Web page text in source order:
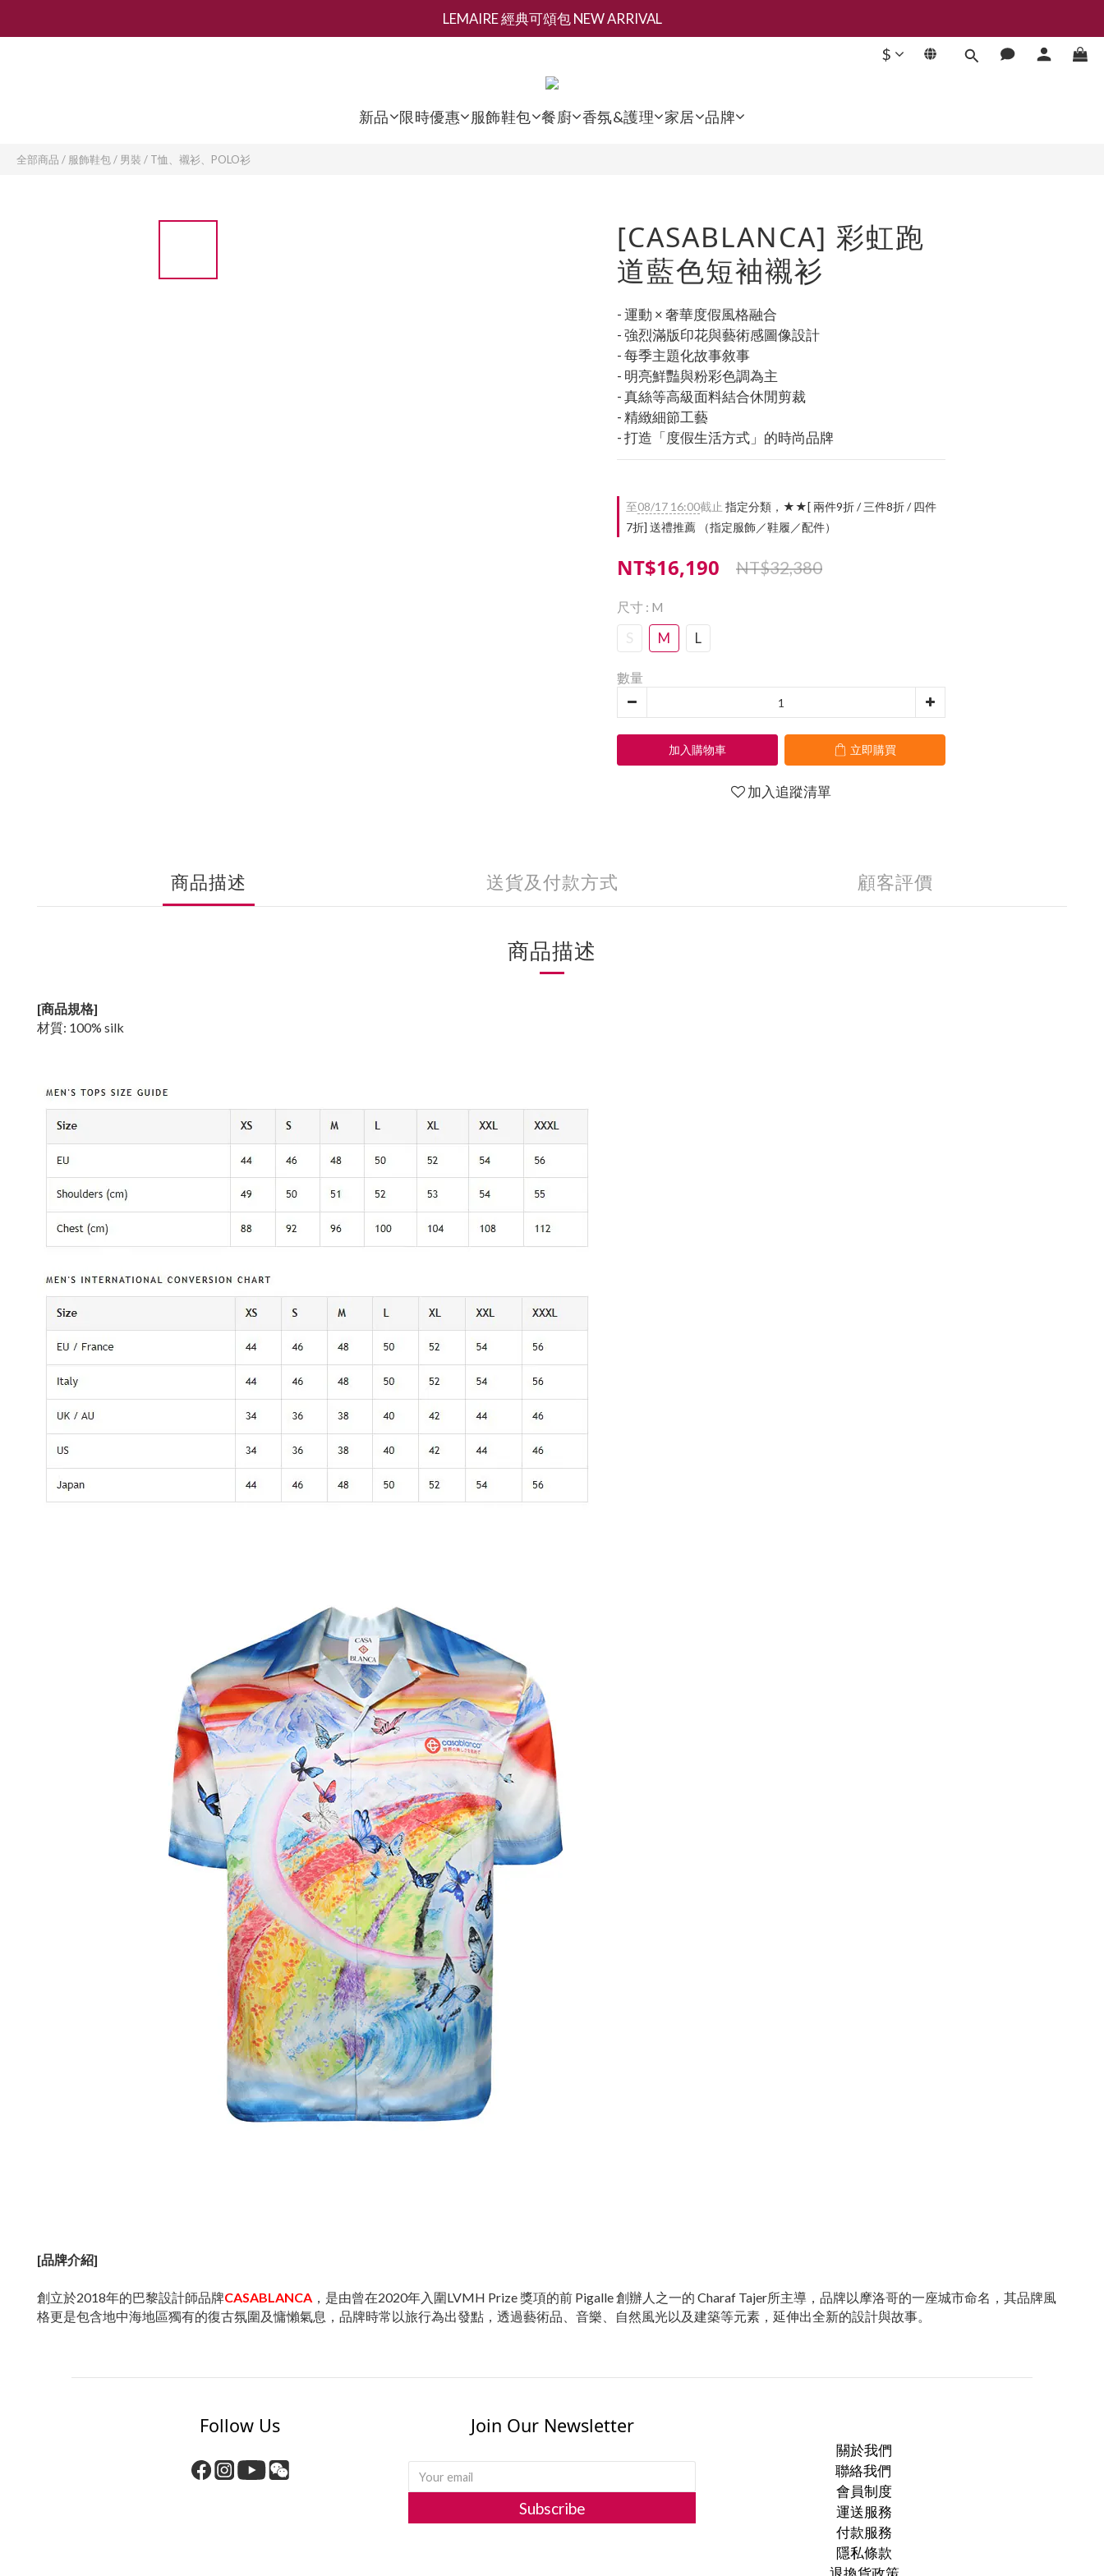
新會員募集現領抵用千元購物金
LEMAIRE 經典可頌包 NEW ARRIVAL
新會員募集現領抵用千元購物金
$
新品 限時優惠 服飾鞋包 餐廚 香氛&護理 家居 品牌
全部商品 / 服飾鞋包/ 男裝 / T恤、襯衫、POLO衫
[CASABLANCA] 彩虹跑
道藍色短袖襯衫
- 運動 × 奢華度假風格融合
- 強烈滿版印花與藝術感圖像設計
- 每季主題化故事敘事
- 明亮鮮豔與粉彩色調為主
- 真絲等高級面料結合休閒剪裁
- 精緻細節工藝
- 打造「度假生活方式」的時尚品牌
至08/17 16:00截止 指定分類，★★[ 兩件9折 / 三件8折 / 四件
7折] 送禮推薦 （指定服飾／鞋履／配件）
NT$16,190 NT$32,380
尺寸 : M
S M L
數量
加入購物車 立即購買
加入追蹤清單
商品描述 送貨及付款方式 顧客評價
商品描述
[商品規格]
材質: 100% silk
[品牌介紹]
創立於2018年的巴黎設計師品牌CASABLANCA ，是由曾在2020年入圍LVMH Prize 獎項的前 Pigalle 創辦人之一的 Charaf Tajer所主導，品牌以摩洛哥的一座城市命名，其品牌風
格更是包含地中海地區獨有的復古氛圍及慵懶氣息，品牌時常以旅行為出發點，透過藝術品、音樂、自然風光以及建築等元素，延伸出全新的設計與故事。
立即購買
Follow Us Join Our Newsletter
Subscribe
關於我們
聯絡我們
會員制度
運送服務
付款服務
隱私條款